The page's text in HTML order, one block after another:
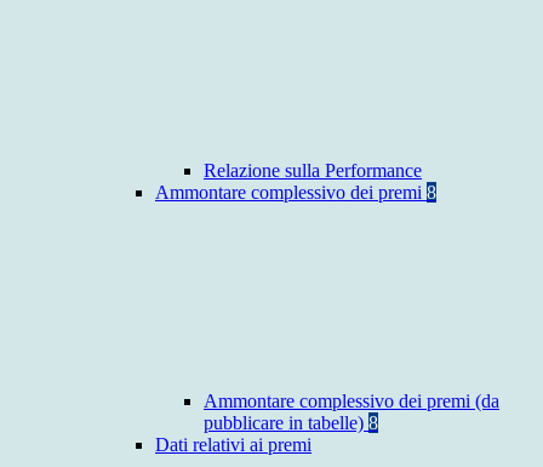
Relazione sulla Performance
Ammontare complessivo dei premi 8
Ammontare complessivo dei premi (da
pubblicare in tabelle) 8
Dati relativi ai premi